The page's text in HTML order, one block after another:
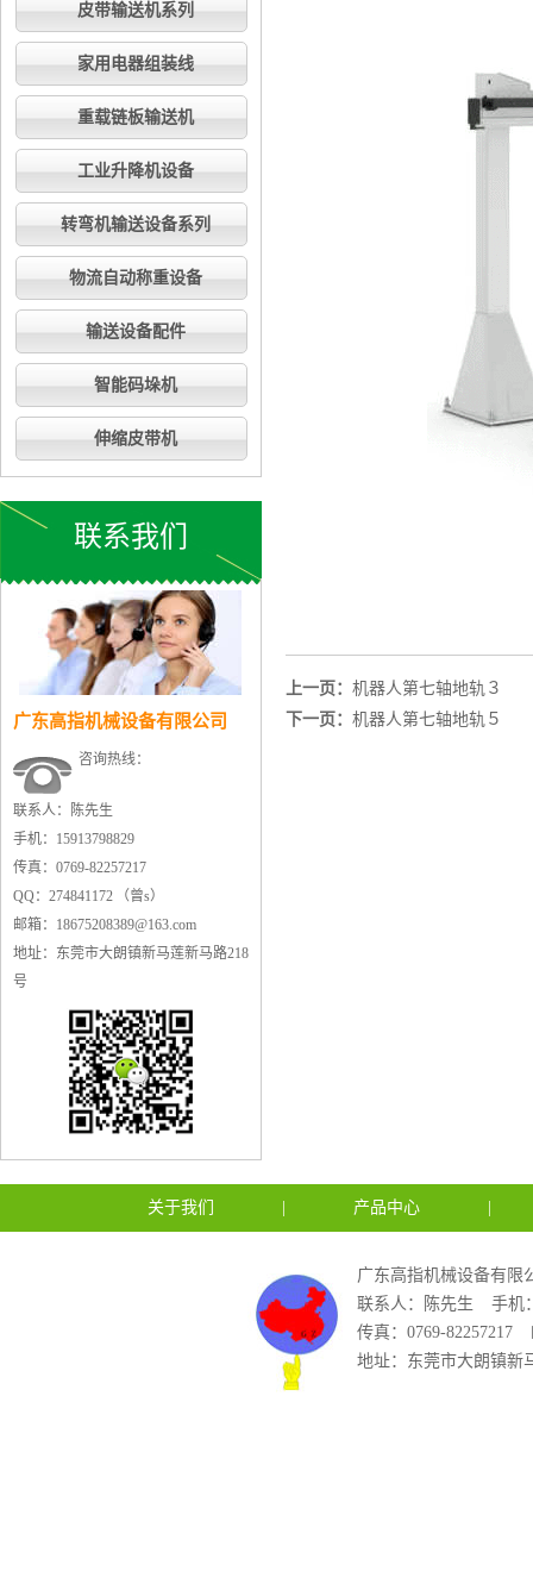
皮带输送机系列
家用电器组装线
重载链板输送机
工业升降机设备
转弯机输送设备系列
物流自动称重设备
输送设备配件
智能码垛机
伸缩皮带机
联系我们
广东高指机械设备有限公司
咨询热线：
联系人：陈先生
手机：15913798829
传真：0769-82257217
QQ：274841172 （曾s）
邮箱：18675208389@163.com
地址：东莞市大朗镇新马莲新马路218
号
上一页： 机器人第七轴地轨３
下一页： 机器人第七轴地轨５
关于我们 产品中心
广东高指机械设备有限
联系人：陈先生
手机
传真：0769-82257217
地址：东莞市大朗镇新